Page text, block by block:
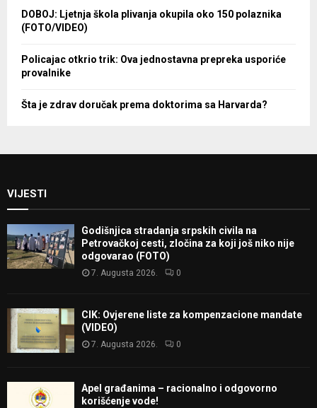
DOBOJ: Ljetnja škola plivanja okupila oko 150 polaznika
(FOTO/VIDEO)
Policajac otkrio trik: Ova jednostavna prepreka usporiće
provalnike
Šta je zdrav doručak prema doktorima sa Harvarda?
VIJESTI
Godišnjica stradanja srpskih civila na
Petrovačkoj cesti, zločina za koji još niko nije
odgovarao (FOTO)
7. Augusta 2026. 0
CIK: Ovjerene liste za kompenzacione mandate
(VIDEO)
7. Augusta 2026. 0
Apel građanima – racionalno i odgovorno
korišćenje vode!